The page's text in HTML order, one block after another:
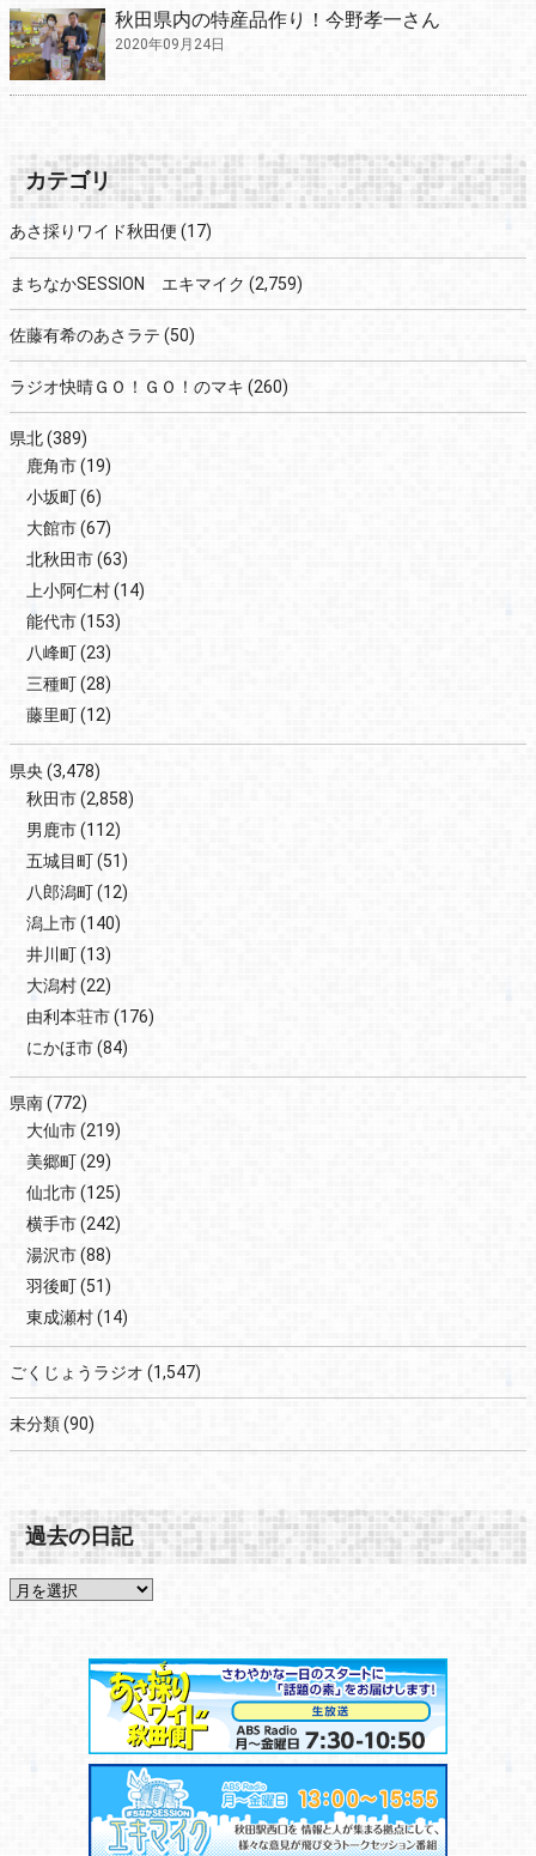
秋田県内の特産品作り！今野孝一さん
2020年09月24日
カテゴリ
あさ採りワイド秋田便 (17)
まちなかSESSION エキマイク (2,759)
佐藤有希のあさラテ (50)
ラジオ快晴ＧＯ！ＧＯ！のマキ (260)
県北(389)
鹿角市(19)
小坂町(6)
大館市(67)
北秋田市(63)
上小阿仁村(14)
能代市(153)
八峰町(23)
三種町(28)
藤里町(12)
県央(3,478)
秋田市(2,858)
男鹿市(112)
五城目町(51)
八郎潟町(12)
潟上市(140)
井川町(13)
大潟村(22)
由利本荘市(176)
にかほ市(84)
県南(772)
大仙市(219)
美郷町(29)
仙北市(125)
横手市(242)
湯沢市(88)
羽後町(51)
東成瀬村(14)
ごくじょうラジオ (1,547)
未分類(90)
過去の日記